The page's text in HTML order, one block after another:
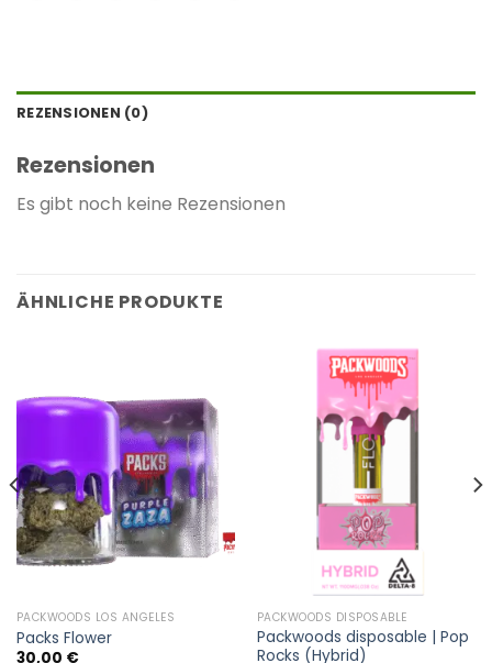
REZENSIONEN (0)
Rezensionen
Es gibt noch keine Rezensionen
ÄHNLICHE PRODUKTE
PACKWOODS LOS ANGELES
Packs Flower
30,00 €
PACKWOODS DISPOSABLE
Packwoods disposable | Pop
Rocks (Hybrid)